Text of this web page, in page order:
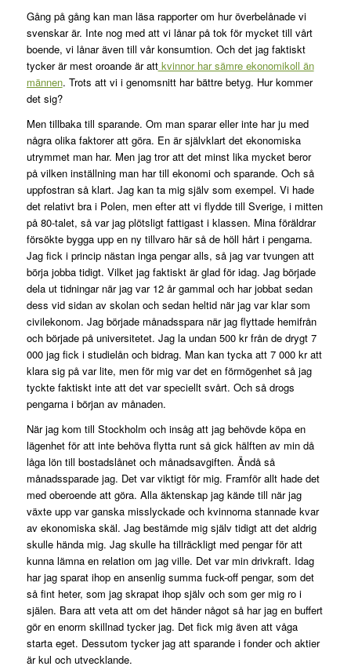
Gång på gång kan man läsa rapporter om hur överbelånade vi
svenskar är. Inte nog med att vi lånar på tok för mycket till vårt
boende, vi lånar även till vår konsumtion. Och det jag faktiskt
tycker är mest oroande är attkvinnor har sämre ekonomikoll än
männen. Trots att vi i genomsnitt har bättre betyg. Hur kommer
det sig?
Men tillbaka till sparande. Om man sparar eller inte har ju med
några olika faktorer att göra. En är självklart det ekonomiska
utrymmet man har. Men jag tror att det minst lika mycket beror
på vilken inställning man har till ekonomi och sparande. Och så
uppfostran så klart. Jag kan ta mig själv som exempel. Vi hade
det relativt bra i Polen, men efter att vi flydde till Sverige, i mitten
på 80-talet, så var jag plötsligt fattigast i klassen. Mina föräldrar
försökte bygga upp en ny tillvaro här så de höll hårt i pengarna.
Jag fick i princip nästan inga pengar alls, så jag var tvungen att
börja jobba tidigt. Vilket jag faktiskt är glad för idag. Jag började
dela ut tidningar när jag var 12 år gammal och har jobbat sedan
dess vid sidan av skolan och sedan heltid när jag var klar som
civilekonom. Jag började månadsspara när jag flyttade hemifrån
och började på universitetet. Jag la undan 500 kr från de drygt 7
000 jag fick i studielån och bidrag. Man kan tycka att 7 000 kr att
klara sig på var lite, men för mig var det en förmögenhet så jag
tyckte faktiskt inte att det var speciellt svårt. Och så drogs
pengarna i början av månaden.
När jag kom till Stockholm och insåg att jag behövde köpa en
lägenhet för att inte behöva flytta runt så gick hälften av min då
låga lön till bostadslånet och månadsavgiften. Ändå så
månadssparade jag. Det var viktigt för mig. Framför allt hade det
med oberoende att göra. Alla äktenskap jag kände till när jag
växte upp var ganska misslyckade och kvinnorna stannade kvar
av ekonomiska skäl. Jag bestämde mig själv tidigt att det aldrig
skulle hända mig. Jag skulle ha tillräckligt med pengar för att
kunna lämna en relation om jag ville. Det var min drivkraft. Idag
har jag sparat ihop en ansenlig summa fuck-off pengar, som det
så fint heter, som jag skrapat ihop själv och som ger mig ro i
själen. Bara att veta att om det händer något så har jag en buffert
gör en enorm skillnad tycker jag. Det fick mig även att våga
starta eget. Dessutom tycker jag att sparande i fonder och aktier
är kul och utvecklande.